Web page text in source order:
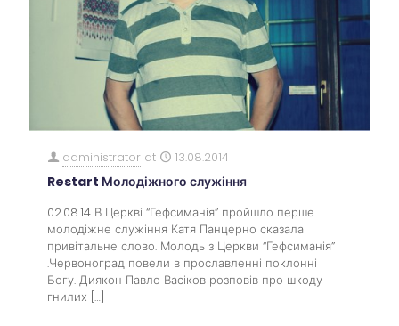
administrator at 13.08.2014
Restart Молодіжного служіння
02.08.14 В Церкві “Гефсиманія” пройшло перше
молодіжне служіння Катя Панцерно сказала
привітальне слово. Молодь з Церкви “Гефсиманія”
.Червоноград повели в прославленні поклонні
Богу. Диякон Павло Васіков розповів про шкоду
гнилих […]